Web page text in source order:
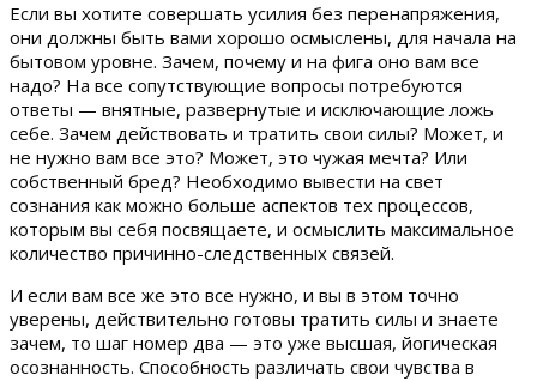
Если вы хотите совершать усилия без перенапряжения,
они должны быть вами хорошо осмыслены, для начала на
бытовом уровне. Зачем, почему и на фига оно вам все
надо? На все сопутствующие вопросы потребуются
ответы — внятные, развернутые и исключающие ложь
себе. Зачем действовать и тратить свои силы? Может, и
не нужно вам все это? Может, это чужая мечта? Или
собственный бред? Необходимо вывести на свет
сознания как можно больше аспектов тех процессов,
которым вы себя посвящаете, и осмыслить максимальное
количество причинно-следственных связей.
И если вам все же это все нужно, и вы в этом точно
уверены, действительно готовы тратить силы и знаете
зачем, то шаг номер два — это уже высшая, йогическая
осознанность. Способность различать свои чувства в